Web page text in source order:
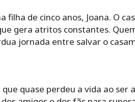
de cinco anos, Joana. O
gera atritos constantes.
jornada entre salvar o
quase perdeu a vida ao ser